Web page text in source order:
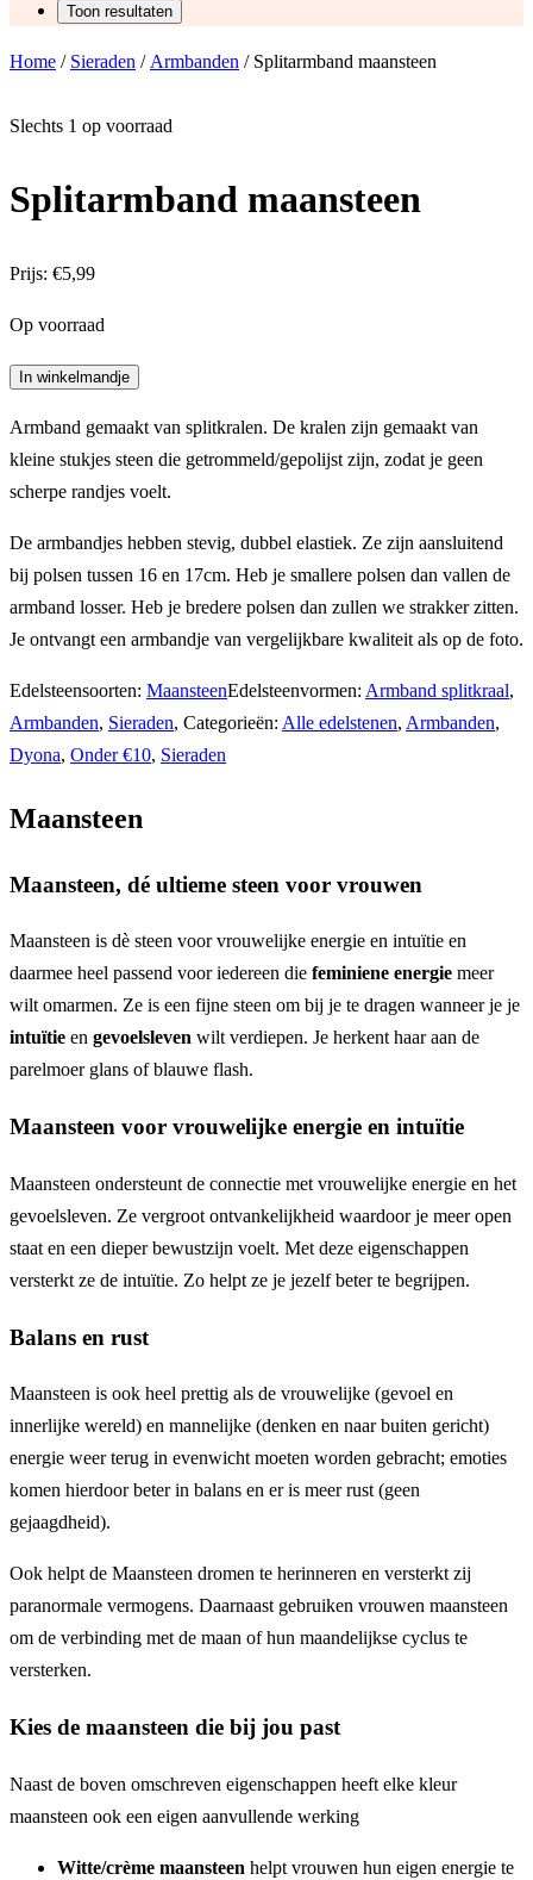
Home / Sieraden / Armbanden / Splitarmband maansteen
Slechts 1 op voorraad
Splitarmband maansteen
Prijs: €5,99
Op voorraad
Splitarmband
aantal
In winkelmandje
Armband gemaakt van splitkralen. De kralen zijn gemaakt van
kleine stukjes steen die getrommeld/gepolijst zijn, zodat je geen
scherpe randjes voelt.
De armbandjes hebben stevig, dubbel elastiek. Ze zijn aansluitend
bij polsen tussen 16 en 17cm. Heb je smallere polsen dan vallen de
armband losser. Heb je bredere polsen dan zullen we strakker zitten.
Je ontvangt een armbandje van vergelijkbare kwaliteit als op de foto.
Edelsteensoorten: MaansteenEdelsteenvormen: Armband splitkraal,
Armbanden, Sieraden, Categorieën: Alle edelstenen, Armbanden,
Dyona, Onder €10, Sieraden
Maansteen
Maansteen, dé ultieme steen voor vrouwen
Maansteen is dè steen voor vrouwelijke energie en intuïtie en
daarmee heel passend voor iedereen die feminiene energie meer
wilt omarmen. Ze is een fijne steen om bij je te dragen wanneer je je
intuïtie en gevoelsleven wilt verdiepen. Je herkent haar aan de
parelmoer glans of blauwe flash.
Maansteen voor vrouwelijke energie en intuïtie
Maansteen ondersteunt de connectie met vrouwelijke energie en het
gevoelsleven. Ze vergroot ontvankelijkheid waardoor je meer open
staat en een dieper bewustzijn voelt. Met deze eigenschappen
versterkt ze de intuïtie. Zo helpt ze je jezelf beter te begrijpen.
Balans en rust
Maansteen is ook heel prettig als de vrouwelijke (gevoel en
innerlijke wereld) en mannelijke (denken en naar buiten gericht)
energie weer terug in evenwicht moeten worden gebracht; emoties
komen hierdoor beter in balans en er is meer rust (geen
gejaagdheid).
Ook helpt de Maansteen dromen te herinneren en versterkt zij
paranormale vermogens. Daarnaast gebruiken vrouwen maansteen
om de verbinding met de maan of hun maandelijkse cyclus te
versterken.
Kies de maansteen die bij jou past
Naast de boven omschreven eigenschappen heeft elke kleur
maansteen ook een eigen aanvullende werking
Witte/crème maansteen helpt vrouwen hun eigen energie te